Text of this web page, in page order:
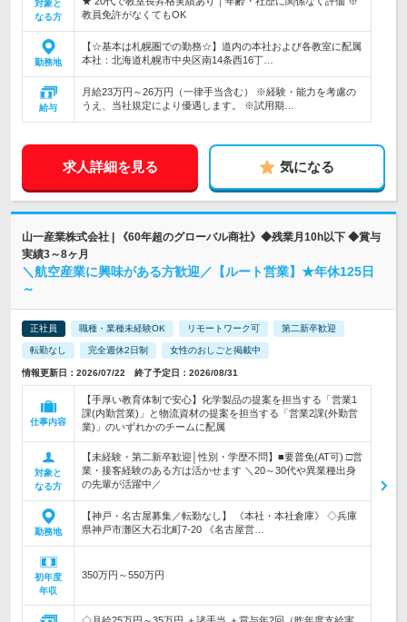
対象と
なる方
教員免許がなくてもOK
勤務地
【☆基本は札幌圏での勤務☆】道内の本社および各教室に配属
本社：北海道札幌市中央区南14条西16丁…
給与
月給23万円～26万円（一律手当含む） ※経験・能力を考慮の
うえ、当社規定により優遇します。 ※試用期…
求人詳細を見る 気になる
山一産業株式会社 | 《60年超のグローバル商社》◆残業月10h以下 ◆賞与
実績3～8ヶ月
＼航空産業に興味がある方歓迎／【ルート営業】★年休125日
～
正社員 職種・業種未経験OK リモートワーク可 第二新卒歓迎
転勤なし 完全週休2日制 女性のおしごと掲載中
情報更新日：2026/07/22 終了予定日：2026/08/31
仕事内容
【手厚い教育体制で安心】化学製品の提案を担当する「営業1
課(内勤営業)」と物流資材の提案を担当する「営業2課(外勤営
業)」のいずれかのチームに配属
対象と
なる方
【未経験・第二新卒歓迎│性別・学歴不問】■要普免(AT可) □営
業・接客経験のある方は活かせます ＼20～30代や異業種出身
の先輩が活躍中／
勤務地
【神戸・名古屋募集／転勤なし】 《本社・本社倉庫》 ◇兵庫
県神戸市灘区大石北町7-20 《名古屋営…
初年度
年収
350万円～550万円